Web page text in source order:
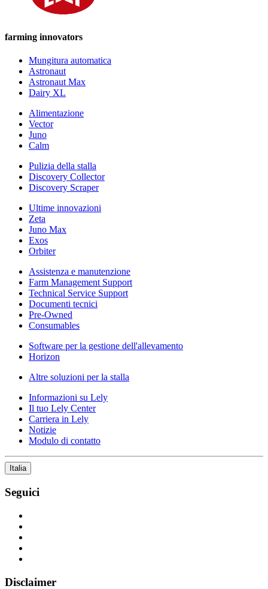
farming innovators
Mungitura automatica
Astronaut
Astronaut Max
Dairy XL
Alimentazione
Vector
Juno
Calm
Pulizia della stalla
Discovery Collector
Discovery Scraper
Ultime innovazioni
Zeta
Juno Max
Exos
Orbiter
Assistenza e manutenzione
Farm Management Support
Technical Service Support
Documenti tecnici
Pre-Owned
Consumables
Software per la gestione dell'allevamento
Horizon
Altre soluzioni per la stalla
Informazioni su Lely
Il tuo Lely Center
Carriera in Lely
Notizie
Modulo di contatto
Italia
Seguici
Disclaimer